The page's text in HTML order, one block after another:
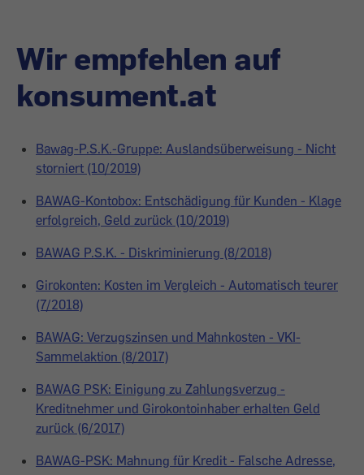
Wir empfehlen auf
konsument.at
Bawag-P.S.K.-Gruppe: Auslandsüberweisung - Nicht
storniert (10/2019)
BAWAG-Kontobox: Entschädigung für Kunden - Klage
erfolgreich, Geld zurück (10/2019)
BAWAG P.S.K. - Diskriminierung (8/2018)
Girokonten: Kosten im Vergleich - Automatisch teurer
(7/2018)
BAWAG: Verzugszinsen und Mahnkosten - VKI-
Sammelaktion (8/2017)
BAWAG PSK: Einigung zu Zahlungsverzug -
Kreditnehmer und Girokontoinhaber erhalten Geld
zurück (6/2017)
BAWAG-PSK: Mahnung für Kredit - Falsche Adresse,